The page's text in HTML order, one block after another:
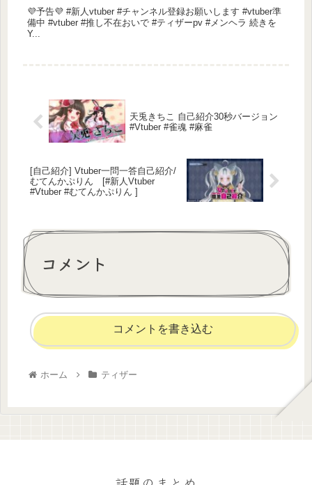
💜予告💜 #新人vtuber #チャンネル登録お願いします #vtuber準
備中 #vtuber #推し不在おいで #ティザーpv #メンヘラ 続きを
Y...
天兎きちこ 自己紹介30秒バージョン
#Vtuber #雀魂 #麻雀
[自己紹介] Vtuber一問一答自己紹介/
むてんかぷりん [#新人Vtuber
#Vtuber #むてんかぷりん ]
コメント
コメントを書き込む
ホーム ティザー